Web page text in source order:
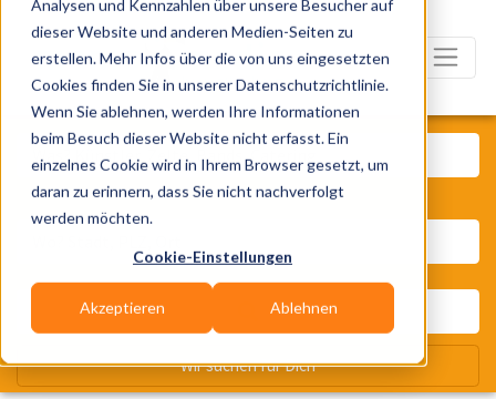
Analysen und Kennzahlen über unsere Besucher auf
dieser Website und anderen Medien-Seiten zu
erstellen. Mehr Infos über die von uns eingesetzten
Cookies finden Sie in unserer Datenschutzrichtlinie.
Wenn Sie ablehnen, werden Ihre Informationen
beim Besuch dieser Website nicht erfasst. Ein
einzelnes Cookie wird in Ihrem Browser gesetzt, um
daran zu erinnern, dass Sie nicht nachverfolgt
werden möchten.
Cookie-Einstellungen
Akzeptieren Ablehnen
Was? Künstler, Zelte, Bands,
Wir suchen für Dich